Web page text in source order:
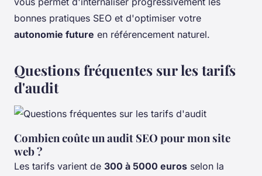
bonnes pratiques SEO et d'optimiser votre
autonomie future en référencement naturel.
Questions fréquentes sur les tarifs
d'audit
Combien coûte un audit SEO pour mon site
web ?
Les tarifs varient de 300 à 5000 euros selon la